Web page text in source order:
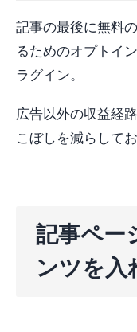
記事の最後に無料
るためのオプトイ
ラグイン。
広告以外の収益経
こぼしを減らして
記事ペー
ンツを入